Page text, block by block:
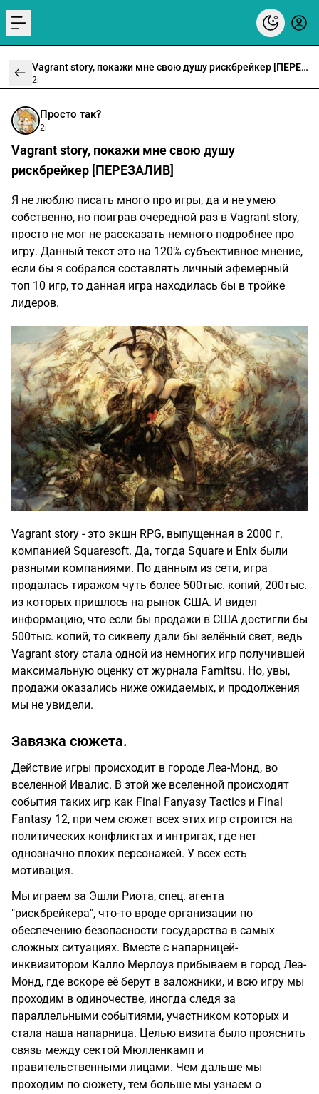
menu
Vagrant story, покажи мне свою душу рискбрейкер [ПЕРЕЗАЛИВ]
2г
Просто так?
2г
Vagrant story, покажи мне свою душу
рискбрейкер [ПЕРЕЗАЛИВ]
Я не люблю писать много про игры, да и не умею
собственно, но поиграв очередной раз в Vagrant story,
просто не мог не рассказать немного подробнее про
игру. Данный текст это на 120% субъективное мнение,
если бы я собрался составлять личный эфемерный
топ 10 игр, то данная игра находилась бы в тройке
лидеров.
Vagrant story - это экшн RPG, выпущенная в 2000 г.
компанией Squaresoft. Да, тогда Square и Enix были
разными компаниями. По данным из сети, игра
продалась тиражом чуть более 500тыс. копий, 200тыс.
из которых пришлось на рынок США. И видел
информацию, что если бы продажи в США достигли бы
500тыс. копий, то сиквелу дали бы зелёный свет, ведь
Vagrant story стала одной из немногих игр получившей
максимальную оценку от журнала Famitsu. Но, увы,
продажи оказались ниже ожидаемых, и продолжения
мы не увидели.
Завязка сюжета.
Действие игры происходит в городе Леа-Монд, во
вселенной Ивалис. В этой же вселенной происходят
события таких игр как Final Fanyasy Tactics и Final
Fantasy 12, при чем сюжет всех этих игр строится на
политических конфликтах и интригах, где нет
однозначно плохих персонажей. У всех есть
мотивация.
Мы играем за Эшли Риота, спец. агента
"рискбрейкера", что-то вроде организации по
обеспечению безопасности государства в самых
сложных ситуациях. Вместе с напарницей-
инквизитором Калло Мерлоуз прибываем в город Леа-
Монд, где вскоре её берут в заложники, и всю игру мы
проходим в одиночестве, иногда следя за
параллельными событиями, участником которых и
стала наша напарница. Целью визита было прояснить
связь между сектой Мюлленкамп и
правительственными лицами. Чем дальше мы
проходим по сюжету, тем больше мы узнаем о